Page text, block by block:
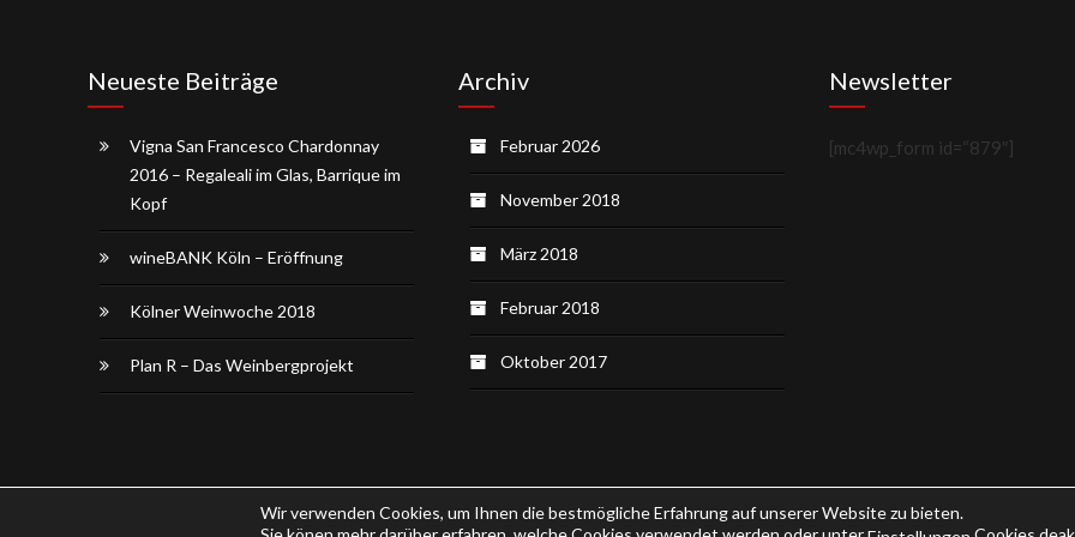
Neueste Beiträge
Vigna San Francesco Chardonnay
2016 – Regaleali im Glas, Barrique im
Kopf
wineBANK Köln – Eröffnung
Kölner Weinwoche 2018
Plan R – Das Weinbergprojekt
Archiv
Februar 2026
November 2018
März 2018
Februar 2018
Oktober 2017
Newsletter
[mc4wp_form id=“879″]
Weinblog.eu
Wir verwenden Cookies, um Ihnen die bestmögliche Erfahrung auf unserer Website zu bieten.